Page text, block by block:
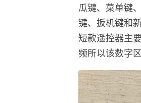
瓜键、菜单键
键、扳机键和
短款遥控器主
频所以该数字